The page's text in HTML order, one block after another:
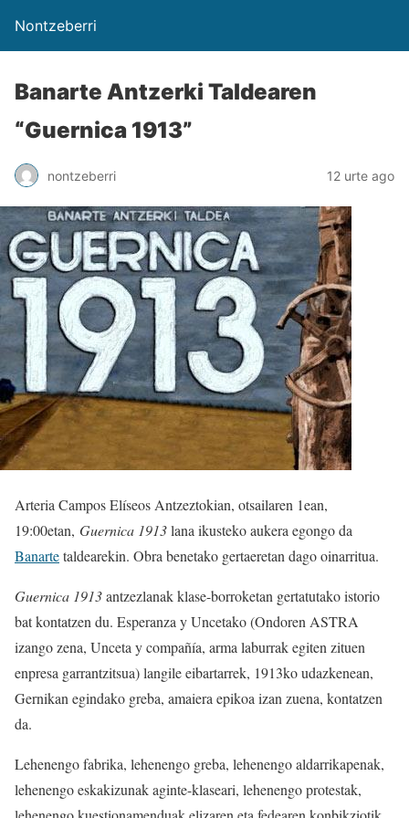
Nontzeberri
Banarte Antzerki Taldearen
“Guernica 1913”
nontzeberri 12 urte ago
Arteria Campos Elíseos Antzeztokian, otsailaren 1ean,
19:00etan, Guernica 1913lana ikusteko aukera egongo da
Banartetaldearekin. Obra benetako gertaeretan dago oinarritua.
Guernica 1913antzezlanak klase-borroketan gertatutako istorio
bat kontatzen du. Esperanza y Uncetako (Ondoren ASTRA
izango zena, Unceta y compañía, arma laburrak egiten zituen
enpresa garrantzitsua) langile eibartarrek, 1913ko udazkenean,
Gernikan egindako greba, amaiera epikoa izan zuena, kontatzen
da.
Lehenengo fabrika, lehenengo greba, lehenengo aldarrikapenak,
lehenengo eskakizunak aginte-klaseari, lehenengo protestak,